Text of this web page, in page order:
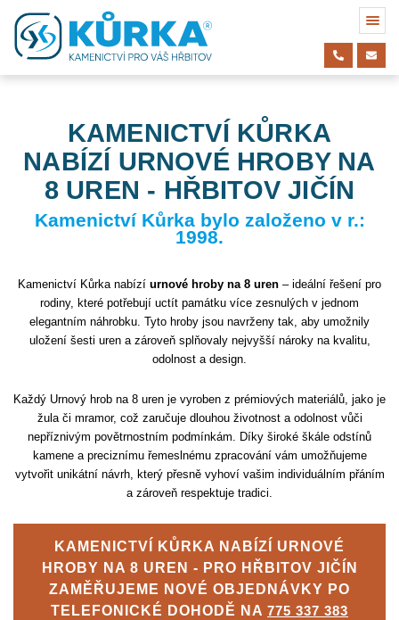
KAMENICTVÍ KŮRKA
NABÍZÍ URNOVÉ HROBY NA
8 UREN - HŘBITOV JIČÍN
Kamenictví Kůrka bylo založeno v r.:
1998.
Kamenictví Kůrka nabízí urnové hroby na 8 uren – ideální řešení pro
rodiny, které potřebují uctít památku více zesnulých v jednom
elegantním náhrobku. Tyto hroby jsou navrženy tak, aby umožnily
uložení šesti uren a zároveň splňovaly nejvyšší nároky na kvalitu,
odolnost a design.
Každý Urnový hrob na 8 uren je vyroben z prémiových materiálů, jako je
žula či mramor, což zaručuje dlouhou životnost a odolnost vůči
nepříznivým povětrnostním podmínkám. Díky široké škále odstínů
kamene a preciznímu řemeslnému zpracování vám umožňujeme
vytvořit unikátní návrh, který přesně vyhoví vašim individuálním přáním
a zároveň respektuje tradici.
KAMENICTVÍ KŮRKA NABÍZÍ URNOVÉ
HROBY NA 8 UREN - PRO HŘBITOV JIČÍN
ZAMĚŘUJEME NOVÉ OBJEDNÁVKY PO
TELEFONICKÉ DOHODĚ NA 775 337 383